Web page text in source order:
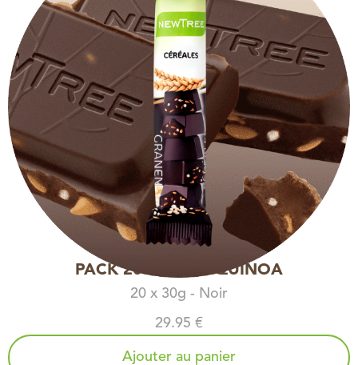
PACK 20 BARRES QUINOA
20 x 30g - Noir
29.95 €
Ajouter au panier